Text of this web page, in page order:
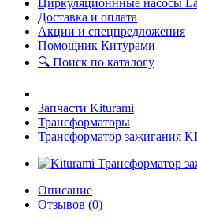
Циркуляционнные насосы
Доставка и оплата
Акции и спецпредложения
Помощник Китурами
🔍 Поиск по каталогу
Запчасти Kiturami
Трансформаторы
Трансформатор зажигания
Описание
Отзывов (0)